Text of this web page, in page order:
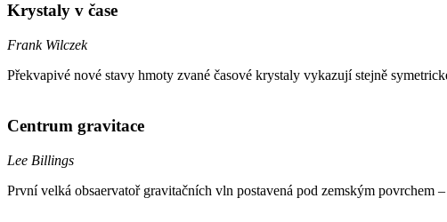
Krystaly v čase
Frank Wilczek
Překvapivé nové stavy hmoty zvané časové krystaly vykazují stejně
Centrum gravitace
Lee Billings
První velká obsaervatoř gravitačních vln postavená pod zemským